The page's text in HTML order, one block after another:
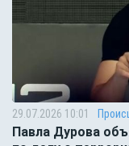
29.07.2026 10:01
Павла Дурова